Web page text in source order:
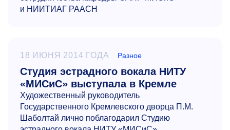
и НИИТИАГ РААСН
18 ИЮНЯ 2014 ГОДА Разное
Студия эстрадного вокала НИТУ
«МИСиС» выступала в Кремле
Художественный руководитель
Государственного Кремлевского дворца П.М.
Шаболтай лично поблагодарил Студию